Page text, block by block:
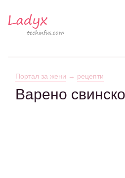
Портал за жени → рецепти
Варено